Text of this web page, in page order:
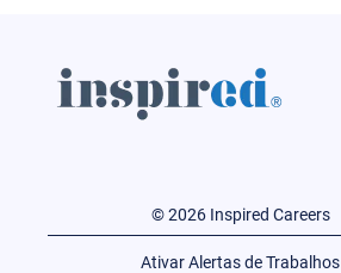
© 2026 Inspired Careers
Ativar Alertas de Trabalhos